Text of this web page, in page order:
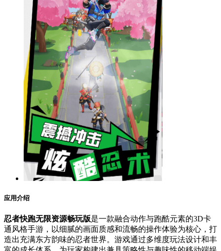
应用介绍
忍者快跑无限资源畅玩版是一款融合动作与跑酷元素的3D卡
通风格手游，以细腻的画面质感和流畅的操作体验为核心，打
造出充满东方韵味的忍者世界。游戏通过多维度玩法设计和丰